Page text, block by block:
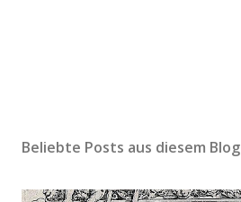
Beliebte Posts aus diesem Blog